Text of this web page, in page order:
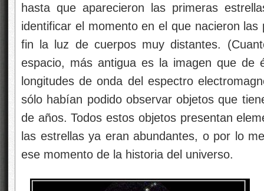
hasta que aparecieron las primeras
identificar el momento en el que nacieron
fin la luz de cuerpos muy distantes.
espacio, más antigua es la imagen que de
longitudes de onda del espectro
sólo habían podido observar objetos que
de años. Todos estos objetos presentan
las estrellas ya eran abundantes, o por lo
ese momento de la historia del universo.